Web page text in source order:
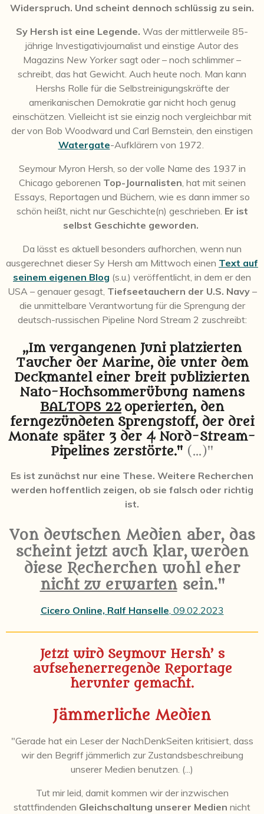
Widerspruch. Und scheint dennoch schlüssig zu sein.
Sy Hersh ist eine Legende. Was der mittlerweile 85-
jährige Investigativjournalist und einstige Autor des
Magazins New Yorker sagt oder – noch schlimmer –
schreibt, das hat Gewicht. Auch heute noch. Man kann
Hershs Rolle für die Selbstreinigungskräfte der
amerikanischen Demokratie gar nicht hoch genug
einschätzen. Vielleicht ist sie einzig noch vergleichbar mit
der von Bob Woodward und Carl Bernstein, den einstigen
Watergate-Aufklärern von 1972.
Seymour Myron Hersh, so der volle Name des 1937 in
Chicago geborenen Top-Journalisten , hat mit seinen
Essays, Reportagen und Büchern, wie es dann immer so
schön heißt, nicht nur Geschichte(n) geschrieben. Er ist
selbst Geschichte geworden.
Da lässt es aktuell besonders aufhorchen, wenn nun
ausgerechnet dieser Sy Hersh am Mittwoch einen Text auf
seinem eigenen Blog (s.u.) veröffentlicht , in dem er den
USA – genauer gesagt, Tiefseetauchern der U.S. Navy–
die unmittelbare Verantwortung für die Sprengung der
deutsch-russischen Pipeline Nord Stream 2 zuschreibt:
„Im vergangenen Juni platzierten
Taucher der Marine, die unter dem
Deckmantel einer breit publizierten
Nato-Hochsommerübung namens
BALTOPS 22operierten, den
ferngezündeten Sprengstoff, der drei
Monate später 3 der 4 Nord-Stream-
Pipelines zerstörte." (...)"
Es ist zunächst nur eine These. Weitere Recherchen
werden hoffentlich zeigen, ob sie falsch oder richtig
ist.
Von deutschen Medien aber, das
scheint jetzt auch klar, werden
diese Recherchen wohl eher
nicht zu erwartensein."
Cicero Online, Ralf Hanselle , 09.02.2023
Jetzt wird Seymour Hersh’ s
aufsehenerregende Reportage
herunter gemacht.
Jämmerliche Medien
"Gerade hat ein Leser der NachDenkSeiten kritisiert, dass
wir den Begriff jämmerlich zur Zustandsbeschreibung
unserer Medien benutzen. (...)
Tut mir leid, damit kommen wir der inzwischen
stattfindenden Gleichschaltung unserer Medien nicht